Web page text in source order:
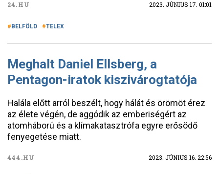
24.HU 2023. JÚNIUS 17. 01:01
BELFÖLD TELEX
Meghalt Daniel Ellsberg, a
Pentagon-iratok kiszivárogtatója
Halála előtt arról beszélt, hogy hálát és örömöt érez
az élete végén, de aggódik az emberiségért az
atomháború és a klímakatasztrófa egyre erősödő
fenyegetése miatt.
444.HU 2023. JÚNIUS 16. 22:56